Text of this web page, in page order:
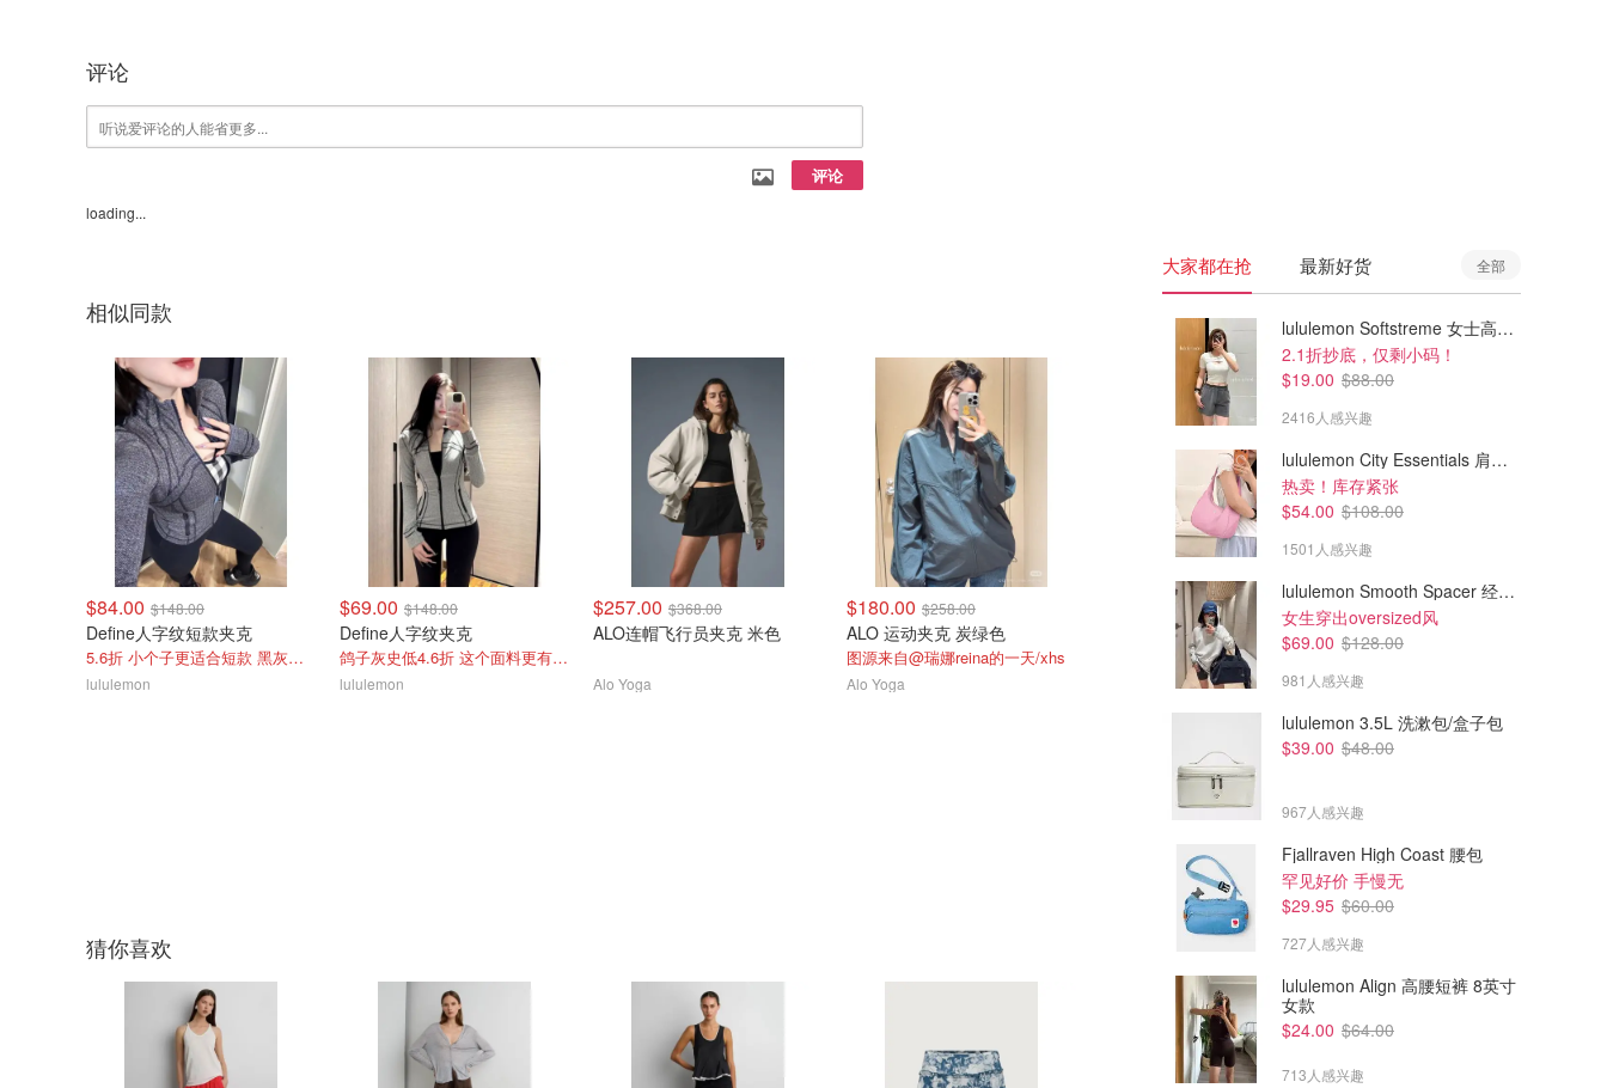
评论
评论
loading...
相似同款
$84.00 $148.00
Define人字纹短款夹克
5.6折 小个子更适合短款 黑灰色超显瘦
lululemon
$69.00 $148.00
Define人字纹夹克
鸽子灰史低4.6折 这个面料更有质感
lululemon
$257.00 $368.00
ALO连帽飞行员夹克 米色
Alo Yoga
$180.00 $258.00
ALO 运动夹克 炭绿色
图源来自@瑞娜reina的一天/xhs
Alo Yoga
$208.00
ALO Edition Sueded 黑色夹克
$173.00 $248.00
短款夹克 象牙白
这件真的超级美！！
Alo Yoga
猜你喜欢
大家都在抢 最新好货 全部
lululemon Softstreme 女士高腰短裤 10cm
2.1折抄底，仅剩小码！
$19.00 $88.00
2416人感兴趣
lululemon City Essentials 肩背包 4L
热卖！库存紧张
$54.00 $108.00
1501人感兴趣
lululemon Smooth Spacer 经典卫衣
女生穿出oversized风
$69.00 $128.00
981人感兴趣
lululemon 3.5L 洗漱包/盒子包
$39.00 $48.00
967人感兴趣
Fjallraven High Coast 腰包
罕见好价 手慢无
$29.95 $60.00
727人感兴趣
lululemon Align 高腰短裤 8英寸
女款
$24.00 $64.00
713人感兴趣